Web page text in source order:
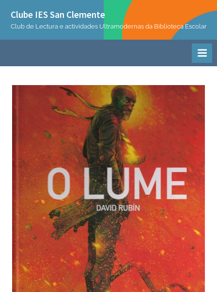
Clube IES San Clemente
Club de Lectura e actividades Ultramodernas da Biblioteca Escolar